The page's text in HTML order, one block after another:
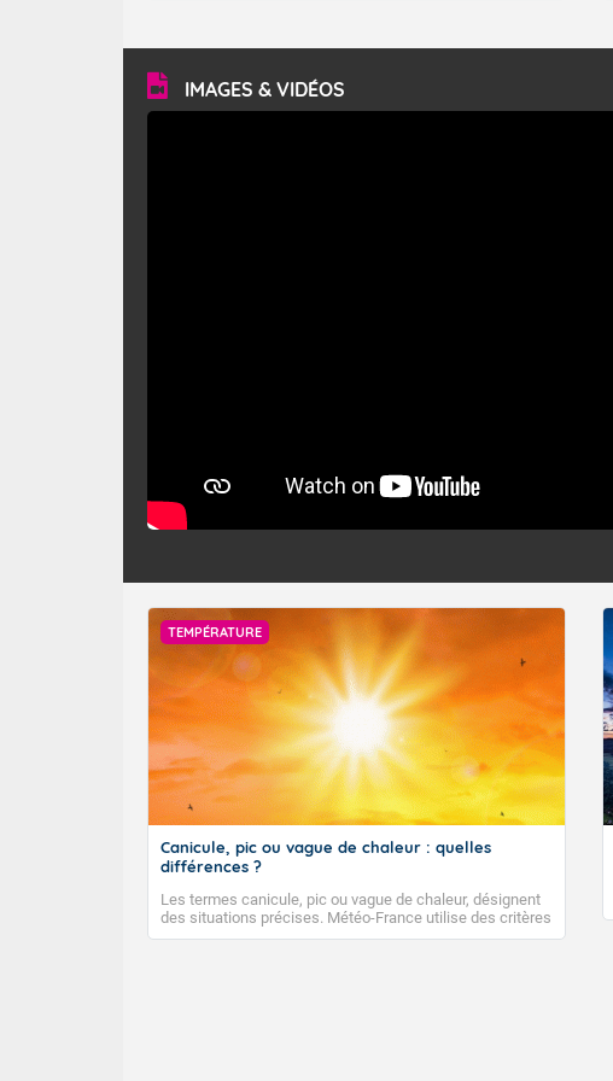
vitesse moyenne de 50 km/h et atteindre 80 à 100 km/h
en rafales, parfois davantage. Il parcourt la basse vallée
du Rhône et la Provence et envahit le littoral
méditerranéen à partir de la Camargue.
IMAGES & VIDÉOS
TEMPÉRATURE
Canicule, pic ou vague de chaleur : quelles
différences ?
Les termes canicule, pic ou vague de chaleur, désignent
des situations précises. Météo-France utilise des critères
climatologiques pour évaluer et qualifier les épisodes de